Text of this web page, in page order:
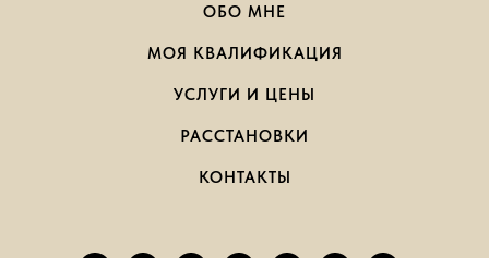
ОБО МНЕ
МОЯ КВАЛИФИКАЦИЯ
УСЛУГИ И ЦЕНЫ
РАССТАНОВКИ
КОНТАКТЫ